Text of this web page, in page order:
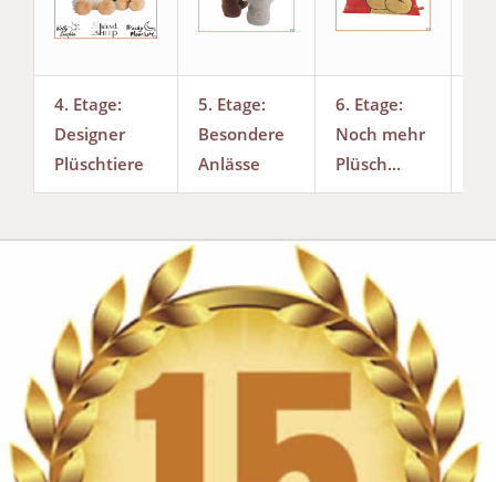
4. Etage:
Designer
Plüschtiere
5. Etage:
Besondere
Anlässe
6. Etage:
Noch mehr
Plüsch...